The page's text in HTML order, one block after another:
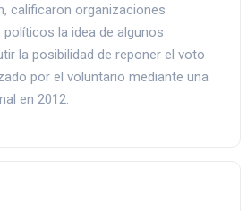
calificaron organizaciones
la idea de algunos
la posibilidad de reponer el voto
por el voluntario mediante una
en 2012.